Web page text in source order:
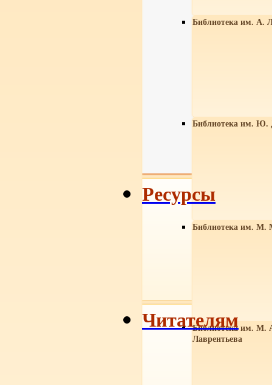
Библиотека им. А.
Библиотека им. Ю.
Библиотека им. М.
Библиотека им. М.
Лаврентьева
Ресурсы
Читателям